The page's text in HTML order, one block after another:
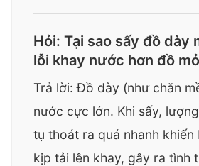
Hỏi: Tại sao sấy đồ dày
lỗi khay nước hơn đồ
Trả lời: Đồ dày (như chăn
nước cực lớn. Khi sấy,
tụ thoát ra quá nhanh khiến
kịp tải lên khay, gây ra tình